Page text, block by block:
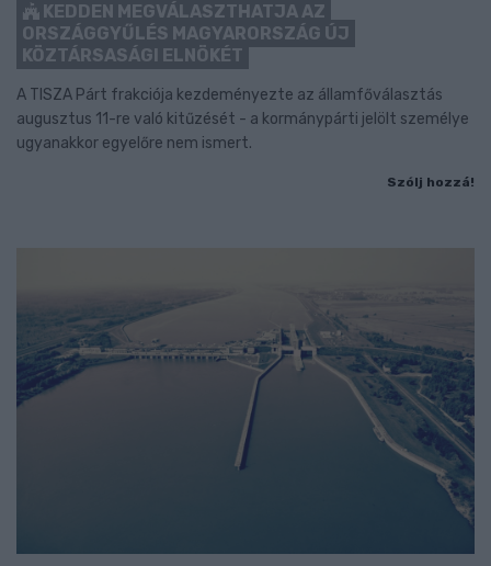
KEDDEN MEGVÁLASZTHATJA AZ
ORSZÁGGYŰLÉS MAGYARORSZÁG ÚJ
KÖZTÁRSASÁGI ELNÖKÉT
A TISZA Párt frakciója kezdeményezte az államfőválasztás
augusztus 11-re való kitűzését - a kormánypárti jelölt személye
ugyanakkor egyelőre nem ismert.
Szólj hozzá!